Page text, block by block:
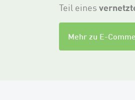
Teil eines
Mehr zu E-